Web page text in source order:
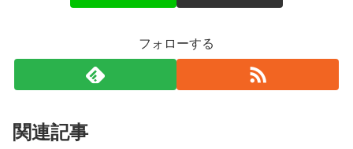
フォローする
関連記事